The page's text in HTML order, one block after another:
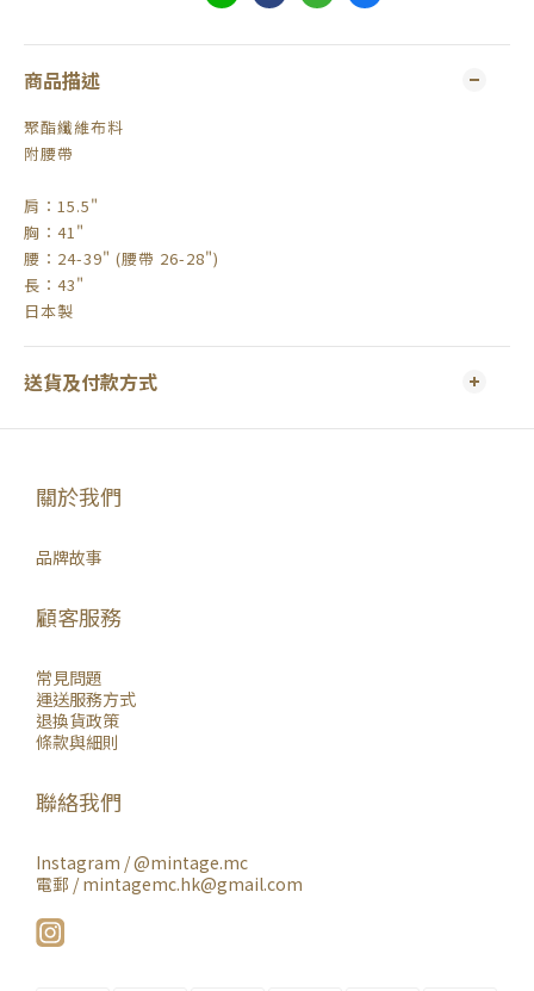
商品描述
聚酯纖維布料
附腰帶
肩：15.5"
胸：41"
腰：24-39" (腰帶 26-28")
長：43"
日本製
送貨及付款方式
關於我們
品牌故事
顧客服務
常見問題
運送服務方式
退換貨政策
條款與細則
聯絡我們
Instagram /@mintage.mc
電郵 / mintagemc.hk@gmail.com